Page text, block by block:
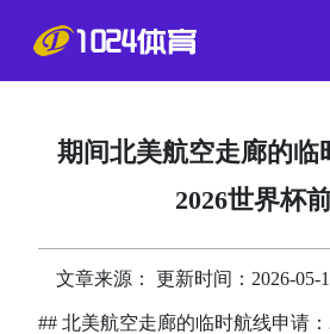
期间北美航空走廊的临
2026世界杯
文章来源： 更新时间：2026-05-
## 北美航空走廊的临时航线申请